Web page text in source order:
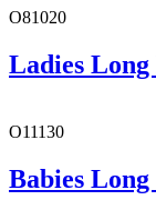
O81020
Ladies
O11130
Babies